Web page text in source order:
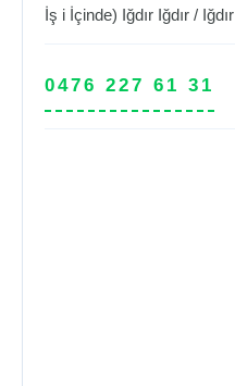
İş i İçinde) Iğdır Iğdır / Iğdır
0476 227 61 31